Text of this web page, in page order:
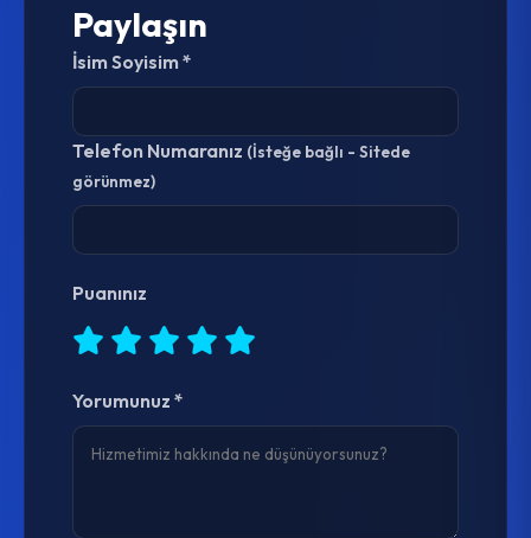
Paylaşın
İsim Soyisim *
Telefon Numaranız (İsteğe bağlı - Sitede
görünmez)
Puanınız
Yorumunuz *